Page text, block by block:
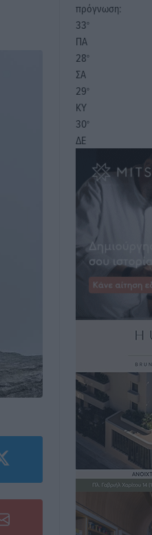
πρόγνωση:
33°
ΠΑ
28°
ΣΑ
29°
ΚΥ
30°
ΔΕ